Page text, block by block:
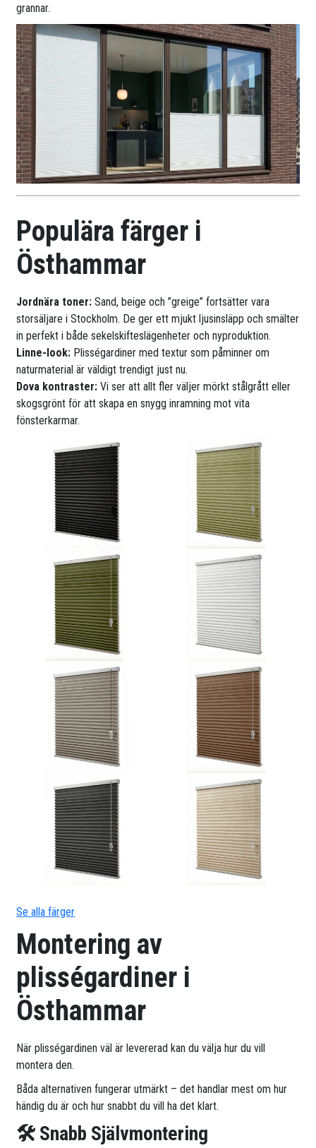
grannar.
Populära färger i
Östhammar
Jordnära toner: Sand, beige och ”greige” fortsätter vara
storsäljare i Stockholm. De ger ett mjukt ljusinsläpp och smälter
in perfekt i både sekelskifteslägenheter och nyproduktion.
Linne-look: Plisségardiner med textur som påminner om
naturmaterial är väldigt trendigt just nu.
Dova kontraster: Vi ser att allt fler väljer mörkt stålgrått eller
skogsgrönt för att skapa en snygg inramning mot vita
fönsterkarmar.
Se alla färger
Montering av
plisségardiner i
Östhammar
När plisségardinen väl är levererad kan du välja hur du vill
montera den.
Båda alternativen fungerar utmärkt – det handlar mest om hur
händig du är och hur snabbt du vill ha det klart.
🛠 Snabb Självmontering